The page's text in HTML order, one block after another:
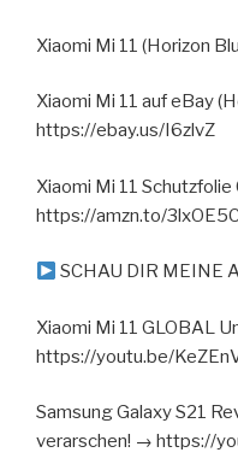
Xiaomi Mi 11 (Horizon
Xiaomi Mi 11 auf eBay
https://ebay.us/I6zlvZ
Xiaomi Mi 11
https://amzn.to/
SCHAU DIR MEINE
Xiaomi Mi 11 GLOBAL
https://youtu.be/
Samsung Galaxy S21
verarschen! → https://